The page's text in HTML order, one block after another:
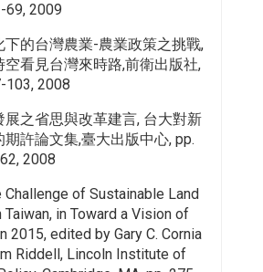
69, 2009
下的台灣農業-農業政策之挑戰,
空看見台灣來時路,前衛出版社,
103, 2008
展之省思與改革建言, 台大對新
期許論文集,臺大出版中心, pp.
2008
Challenge of Sustainable Land
Taiwan, in Toward a Vision of
2015, edited by Gary C. Cornia
Riddell, Lincoln Institute of